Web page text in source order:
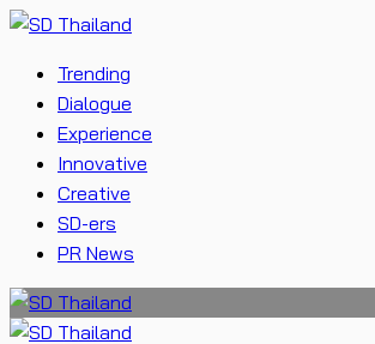
Trending
Dialogue
Experience
Innovative
Creative
SD-ers
PR News